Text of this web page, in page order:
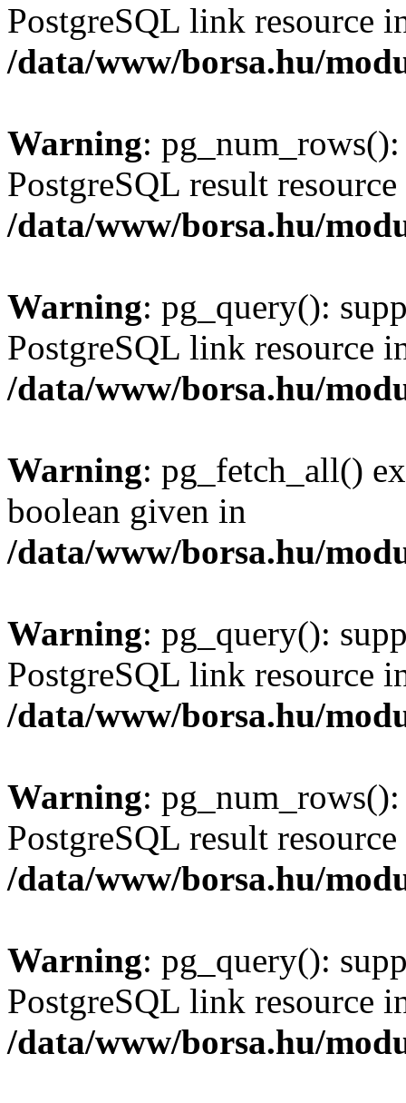
PostgreSQL link resource
/data/www/borsa.hu/
Warning:
PostgreSQL result
/data/www/borsa.hu/
Warning: pg_query():
PostgreSQL link resource
/data/www/borsa.hu/
Warning: pg_fetch_all()
boolean given in
/data/www/borsa.hu/
Warning: pg_query():
PostgreSQL link resource
/data/www/borsa.hu/
Warning:
PostgreSQL result
/data/www/borsa.hu/
Warning: pg_query():
PostgreSQL link resource
/data/www/borsa.hu/